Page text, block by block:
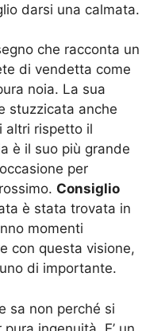
darsi una calmata.
che racconta un
di vendetta come
noia. La sua
stuzzicata anche
altri rispetto il
è il suo più grande
per
Consiglio
è stata trovata in
momenti
con questa visione,
di importante.
sa non perché si